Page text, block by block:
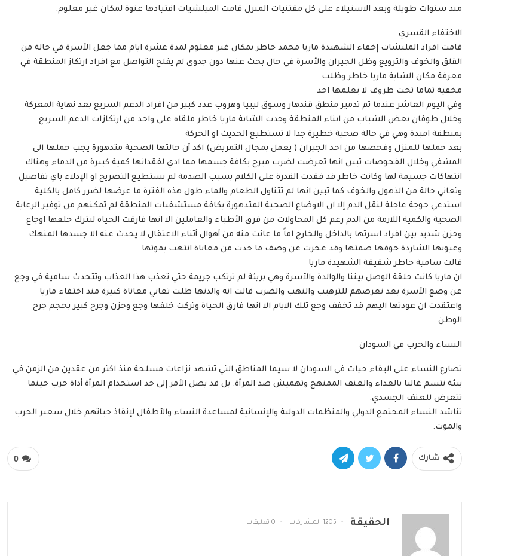
منذ سنوات طويلة وبعد الاستيلاء على كل مقتنيات المنزل قامت الميلشيات اقتيادها عنوة لمكان غير معلوم.
الاختفاء القسري
قامت افراد المليشات إخفاء الشهيدة ماريا محمد خاطر بمكان غير معلوم لمدة عشرة ايام مما جعل الأسرة في حالة من
القلق والخوف والترويع وظل الجيران والأسرة في حال بحث عنها دون جدوى لم يفلح التواصل مع افراد ارتكاز المنطقة في
معرفة مكان الشابة ماريا خاطر وظلت
مخفية تماما تحت ظروف لا يعلمها احد
وفي اليوم العاشر عندما تم تدمير منطق قندهار وسوق ليبيا وهروب عدد كبير من افراد الدعم السريع بعد نهاية المعركة
وخلال طوفان بعض الشباب من ابناء المنطقة وجدت الشابة ماريا خاطر ملقاه على واحد من ارتكازات الدعم السريع
بمنطقة امبدة وهي في حالة صحية خطيرة جدا لا تستطيع الحديث او الحركة
بعد حملها للمنزل وفحصها من احد الجيران ( يعمل بمجال التمريض) اكد أن حالتها الصحية متدهورة يجب حملها الى
المشفي وخلال الفحوصات تبين انها تعرضت لضرب مبرح بكافة جسمها مما ادي لفقدانها كمية كبيرة من الدماء وهناك
انتهاكات جسيمة لها وكانت خاطر قد فقدت القدرة على الكلام بسبب الصدمة لم تستطيع التصريح او الإدلاء باي تفاصيل
وتعاني حالة من الذهول والخوف كما تبين انها لم تتناول الطعام والماء طول هذه الفترة ما عرضها لضرر كامل بالكلية
استدعي حوجة عاجلة لنقل الدم إلا ان الاوضاع الصحية المتدهورة بكافة مستشفيات المنطقة لم تمكنهم من توفير الرعاية
الصحية والكمية اللازمة من الدم رغم كل المحاولات من فرق الأطباء والعاملين الا انها فارقت الحياة لتترك خلفها اوجاع
وحزن شديد بين افراد اسرتها بالداخل والخارج اماً ما عانت منه من أهوال أثناء الاعتقال لا يحدث عنه الا جسدها المنهك
وعيونها الشاردة خوفها صمتها وقد عجزت عن وصف ما حدث من معاناة انتهت بموتها.
قالت سامية خاطر شقيقة الشهيدة ماريا
ان ماريا كانت حلقة الوصل بيننا والوالدة والأسرة وهي بريئة لم ترتكب جريمة حتي تعذب هذا العذاب وتتحدث سامية في وجع
عن وضع الأسرة بعد تعرضهم للترهيب والنهب والضرب قالت انه والدتها ظلت تعاني معاناة كبيرة منذ اختفاء ماريا
واعتقدت ان عودتها اليهم قد تخفف وجع تلك الايام الا انها فارق الحياة وتركت خلفها وجع وحزن وجرح كبير بحجم جرح
الوطن.
النساء والحرب في السودان
تصارع النساء على البقاء حيات في السودان لا سيما المناطق التي تشهد نزاعات مسلحة منذ اكتر من عقدين من الزمن في
بيئة تتسم غالبا بالعداء والعنف الممنهج وتهميش ضد المرأة. بل قد يصل الأمر إلى حد استخدام المرأة أداة حرب حينما
تتعرض للعنف الجسدي.
تناشد النساء المجتمع الدولي والمنظمات الدولية والإنسانية لمساعدة النساء والأطفال لإنقاذ حياتهم خلال سعير الحرب
والموت.
0 شارك
الحقيقة 1205 المشاركات 0 تعليقات